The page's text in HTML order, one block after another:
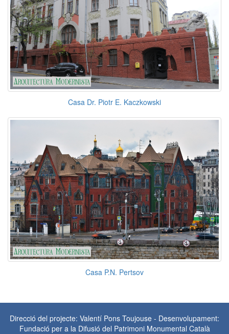
Casa Dr. Piotr E. Kaczkowski
Casa P.N. Pertsov
Direcció del projecte: Valentí Pons Toujouse - Desenvolupament:
Fundació per a la Difusió del Patrimoni Monumental Català